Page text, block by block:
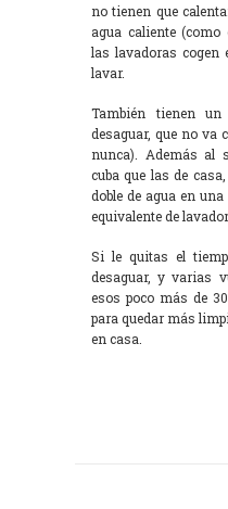
no tienen que
agua caliente (como
las lavadoras cogen
lavar.
También tienen
desaguar, que no va
nunca). Además al
cuba que las de
doble de agua en
equivalente de
Si le quitas el
desaguar, y varias
esos poco más de
para quedar más
en casa.